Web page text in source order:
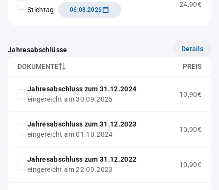
Stichtag
06.08.2026
24,90€
Jahresabschlüsse Details
DOKUMENTE PREIS
Jahresabschluss zum 31.12.2024
eingereicht am 30.09.2025
10,90€
Jahresabschluss zum 31.12.2023
eingereicht am 01.10.2024
10,90€
Jahresabschluss zum 31.12.2022
eingereicht am 22.09.2023
10,90€